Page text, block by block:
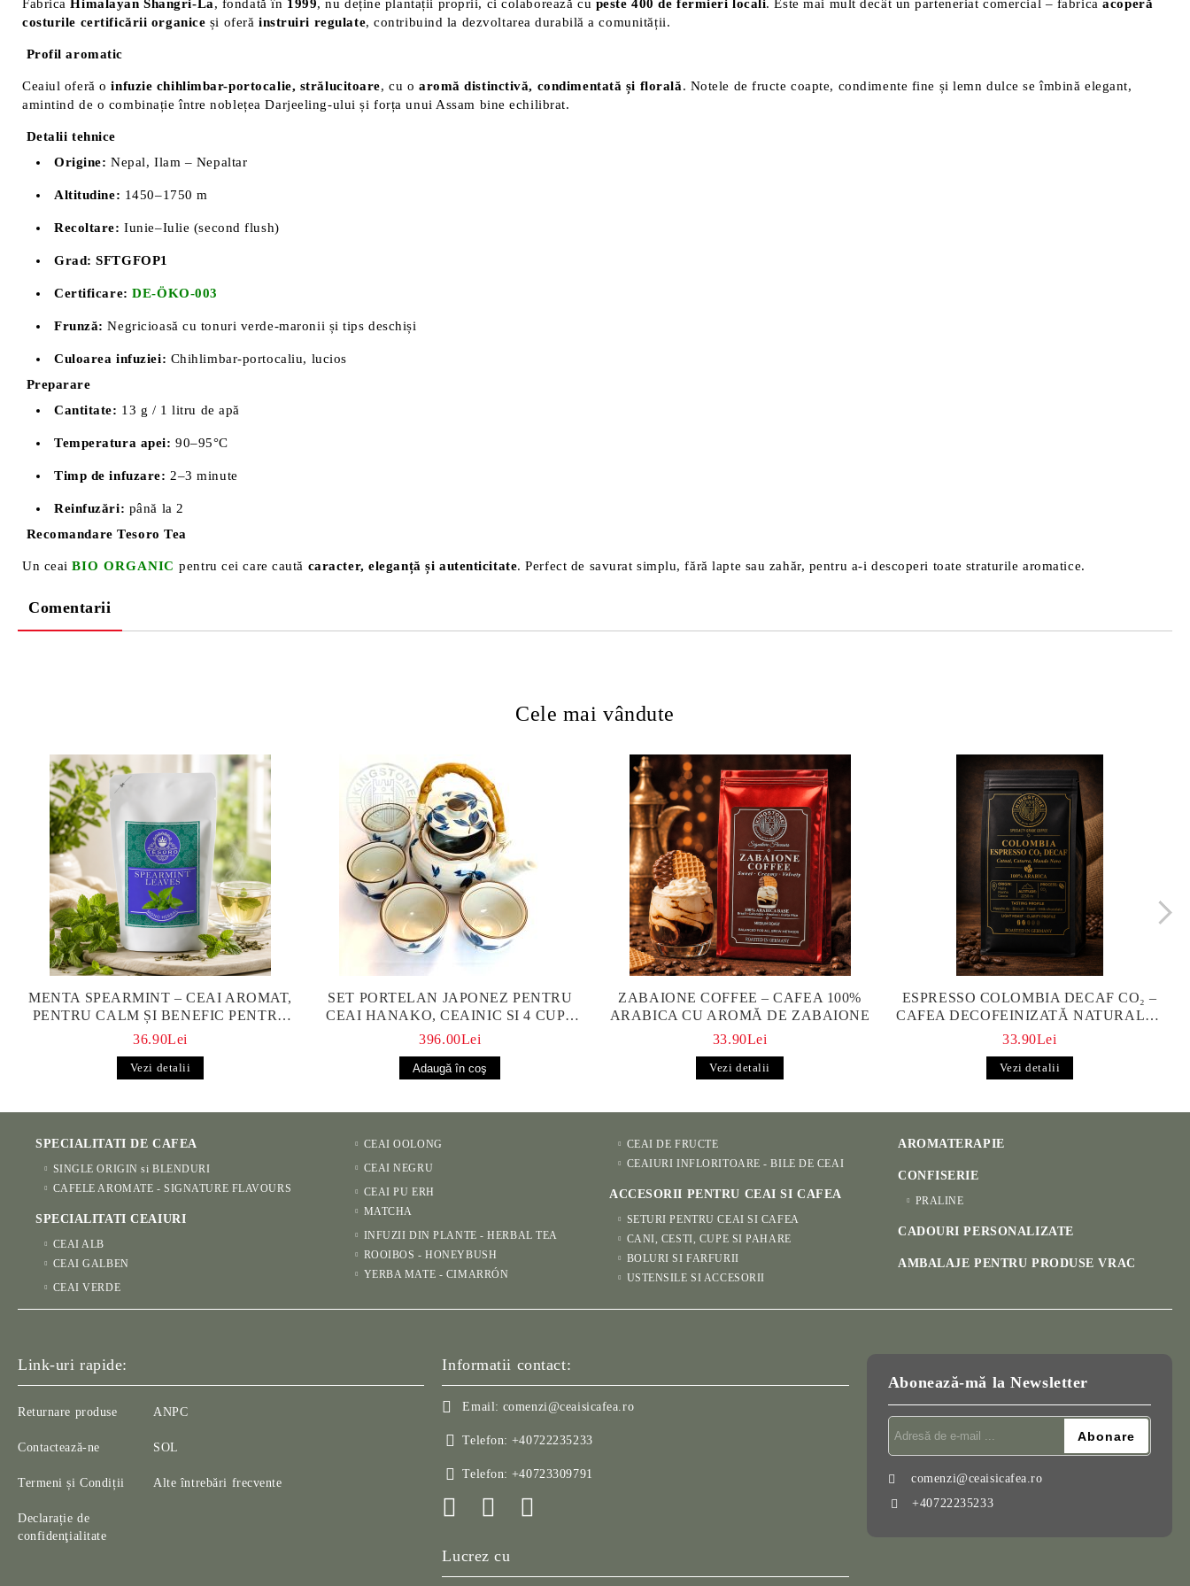
FabricaHimalayan Shangri-La, fondată în 1999, nu deține plantații proprii, ci colaborează cu peste 400 de fermieri locali. Este mai mult decât un parteneriat comercial – fabricaacoperă
costurile certificării organice și oferă instruiri regulate, contribuind la dezvoltarea durabilă a comunității.
Profil aromatic
Ceaiul oferă oinfuzie chihlimbar-portocalie, strălucitoare, cu o aromă distinctivă, condimentată și florală. Notele de fructe coapte, condimente fine și lemn dulce se îmbină elegant,
amintind de o combinație între noblețea Darjeeling-ului și forța unui Assam bine echilibrat.
Detalii tehnice
Origine: Nepal, Ilam – Nepaltar
Altitudine: 1450–1750 m
Recoltare: Iunie–Iulie (second flush)
Grad: SFTGFOP1
Certificare: DE-ÖKO-003
Frunză: Negricioasă cu tonuri verde-maronii și tips deschiși
Culoarea infuziei: Chihlimbar-portocaliu, lucios
Preparare
Cantitate: 13 g / 1 litru de apă
Temperatura apei: 90–95°C
Timp de infuzare: 2–3 minute
Reinfuzări: până la 2
Recomandare Tesoro Tea
Un ceaiBIO ORGANICpentru cei care caută caracter, eleganță și autenticitate. Perfect de savurat simplu, fără lapte sau zahăr, pentru a-i descoperi toate straturile aromatice.
Comentarii
Cele mai vândute
MENTA SPEARMINT – CEAI AROMAT,
PENTRU CALM ȘI BENEFIC PENTRU
SĂNĂTATE
36.90Lei
Vezi detalii
SET PORTELAN JAPONEZ PENTRU
CEAI HANAKO, CEAINIC SI 4 CUPE
PICTATE MANUAL
396.00Lei
ZABAIONE COFFEE – CAFEA 100%
ARABICA CU AROMĂ DE ZABAIONE
33.90Lei
Vezi detalii
ESPRESSO COLOMBIA DECAF CO₂ –
CAFEA DECOFEINIZATĂ NATURALĂ |
KINGSTONE
33.90Lei
Vezi detalii
SPECIALITATI DE CAFEA
SINGLE ORIGIN si BLENDURI
CAFELE AROMATE - SIGNATURE FLAVOURS
SPECIALITATI CEAIURI
CEAI ALB
CEAI GALBEN
CEAI VERDE
CEAI OOLONG
CEAI NEGRU
CEAI PU ERH
MATCHA
INFUZII DIN PLANTE - HERBAL TEA
ROOIBOS - HONEYBUSH
YERBA MATE - CIMARRÓN
CEAI DE FRUCTE
CEAIURI INFLORITOARE - BILE DE CEAI
ACCESORII PENTRU CEAI SI CAFEA
SETURI PENTRU CEAI SI CAFEA
CANI, CESTI, CUPE SI PAHARE
BOLURI SI FARFURII
USTENSILE SI ACCESORII
AROMATERAPIE
CONFISERIE
PRALINE
CADOURI PERSONALIZATE
AMBALAJE PENTRU PRODUSE VRAC
Link-uri rapide:
Returnare produse
Contactează-ne
Termeni și Condiții
Declarație de
confidenţialitate
ANPC
SOL
Alte întrebări frecvente
Informatii contact:
Email: comenzi@ceaisicafea.ro
Telefon: +40722235233
Telefon: +40723309791
Lucrez cu
Abonează-mă la Newsletter
comenzi@ceaisicafea.ro
+40722235233